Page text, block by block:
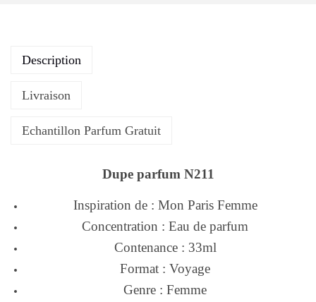
Description
Livraison
Echantillon Parfum Gratuit
Dupe parfum N211
Inspiration de : Mon Paris Femme
Concentration : Eau de parfum
Contenance : 33ml
Format : Voyage
Genre : Femme